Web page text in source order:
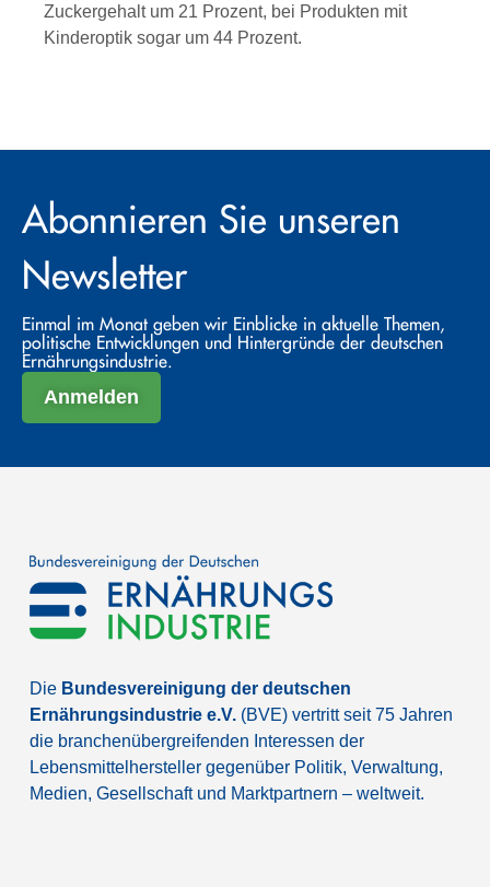
Zuckergehalt um 21 Prozent, bei Produkten mit
Kinderoptik sogar um 44 Prozent.
Abonnieren Sie unseren
Newsletter
Einmal im Monat geben wir Einblicke in aktuelle Themen,
politische Entwicklungen und Hintergründe der deutschen
Ernährungsindustrie.
Anmelden
Die Bundesvereinigung der deutschen
Ernährungsindustrie e.V. (BVE) vertritt seit 75 Jahren
die branchenübergreifenden Interessen der
Lebensmittelhersteller gegenüber Politik, Verwaltung,
Medien, Gesellschaft und Marktpartnern – weltweit.